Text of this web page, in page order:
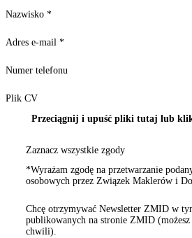
Nazwisko *
Adres e-mail *
Numer telefonu
Plik CV
Przeciągnij i upuść pliki tutaj lub
Zaznacz wszystkie zgody
*Wyrażam zgodę na przetwarzanie
osobowych przez Związek Maklerów i
stowarzyszeń, innych organizacji
Wyrażam zgodę na przetwarzanie
osobowych przez Związek Maklerów i
Chcę otrzymywać Newsletter ZMID w
publikowanych na stronie ZMID (możesz
chwili).